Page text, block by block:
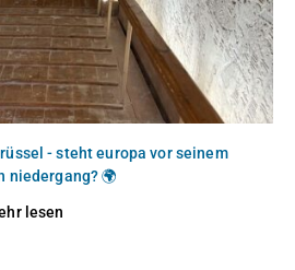
- steht europa vor seinem
niedergang? 🌍
lesen